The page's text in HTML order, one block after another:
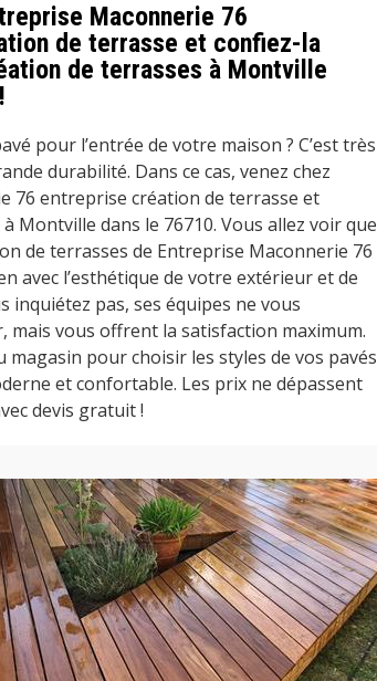
Maconnerie 76
de terrasse et confiez-la
de terrasses à Montville
pour l’entrée de votre maison ? C’est très
durabilité. Dans ce cas, venez chez
76 entreprise création de terrasse et
Montville dans le 76710. Vous allez voir que
de terrasses de Entreprise Maconnerie 76
avec l’esthétique de votre extérieur et de
inquiétez pas, ses équipes ne vous
mais vous offrent la satisfaction maximum.
magasin pour choisir les styles de vos pavés
et confortable. Les prix ne dépassent
devis gratuit !